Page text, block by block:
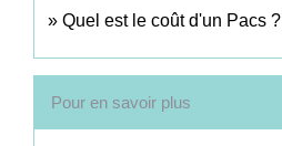
Quel est le coût d'un Pacs ?
Pour en savoir plus